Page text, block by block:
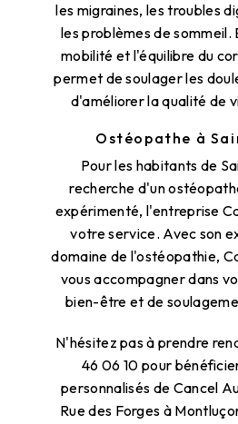
les migraines, les troubles
les problèmes de sommeil.
mobilité et l'équilibre du
permet de soulager les
d'améliorer la qualité de
Ostéopathe à
Pour les habitants de
recherche d'un
expérimenté, l'entreprise
votre service. Avec son
domaine de l'ostéopathie,
vous accompagner dans
bien-être et de
N'hésitez pas à prendre
46 06 10 pour
personnalisés de Cancel
Rue des Forges à